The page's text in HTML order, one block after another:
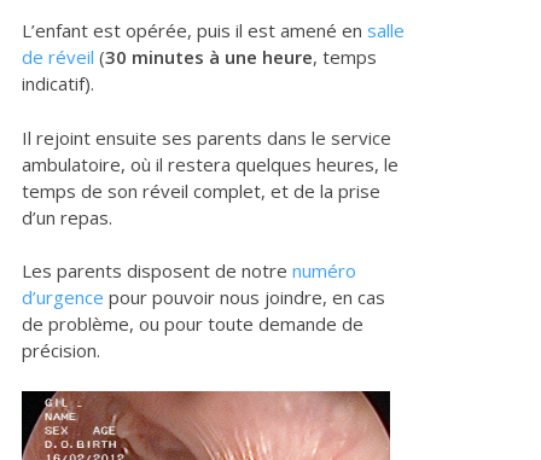
L’enfant est opérée, puis il est amené en salle
de réveil (30 minutes à une heure, temps
indicatif).
Il rejoint ensuite ses parents dans le service
ambulatoire, où il restera quelques heures, le
temps de son réveil complet, et de la prise
d’un repas.
Les parents disposent de notre numéro
d’urgence pour pouvoir nous joindre, en cas
de problème, ou pour toute demande de
précision.